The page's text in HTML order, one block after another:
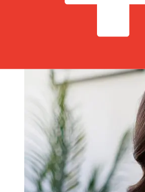
podem afetar a entrega. Verifique